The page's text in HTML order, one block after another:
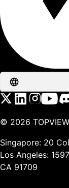
© 2026
Singapore: 20
Los Angeles:
CA 91709